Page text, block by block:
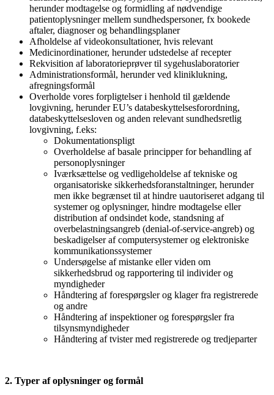
herunder modtagelse og formidling af nødvendige
patientoplysninger mellem sundhedspersoner, fx bookede
aftaler, diagnoser og behandlingsplaner
Afholdelse af videokonsultationer, hvis relevant
Medicinordinationer, herunder udstedelse af recepter
Rekvisition af laboratorieprøver til sygehuslaboratorier
Administrationsformål, herunder ved kliniklukning,
afregningsformål
Overholde vores forpligtelser i henhold til gældende
lovgivning, herunder EU’s databeskyttelsesforordning,
databeskyttelsesloven og anden relevant sundhedsretlig
lovgivning, f.eks:
Dokumentationspligt
Overholdelse af basale principper for behandling af
personoplysninger
Iværksættelse og vedligeholdelse af tekniske og
organisatoriske sikkerhedsforanstaltninger, herunder
men ikke begrænset til at hindre uautoriseret adgang til
systemer og oplysninger, hindre modtagelse eller
distribution af ondsindet kode, standsning af
overbelastningsangreb (denial-of-service-angreb) og
beskadigelser af computersystemer og elektroniske
kommunikationssystemer
Undersøgelse af mistanke eller viden om
sikkerhedsbrud og rapportering til individer og
myndigheder
Håndtering af forespørgsler og klager fra registrerede
og andre
Håndtering af inspektioner og forespørgsler fra
tilsynsmyndigheder
Håndtering af tvister med registrerede og tredjeparter
2. Typer af oplysninger og formål